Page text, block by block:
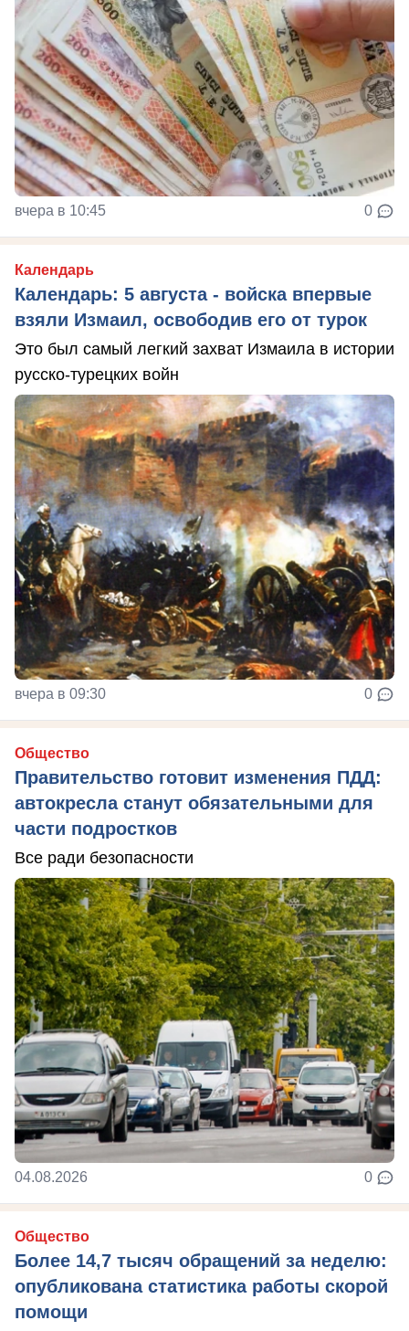
вчера в 10:45 0
Календарь
Календарь: 5 августа - войска впервые
взяли Измаил, освободив его от турок
Это был самый легкий захват Измаила в истории
русско-турецких войн
вчера в 09:30 0
Общество
Правительство готовит изменения ПДД:
автокресла станут обязательными для
части подростков
Все ради безопасности
04.08.2026 0
Общество
Более 14,7 тысяч обращений за неделю:
опубликована статистика работы скорой
помощи